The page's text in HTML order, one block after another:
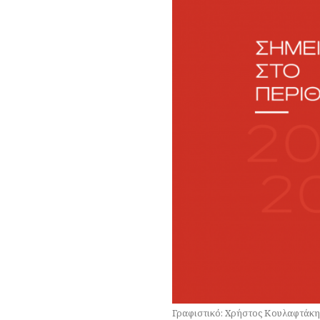
Γραφιστικό: Χρήστος